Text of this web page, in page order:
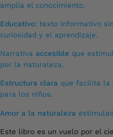
Costaner Center-1
¡Te esperamos en nuestras
amplía el conocimiento.
Educativo: texto informativo
curiosidad y el aprendizaje.
Narrativa accesible que
por la naturaleza.
Estructura clara que facilita la
para los niños.
Amor a la naturaleza
Este libro es un vuelo por el